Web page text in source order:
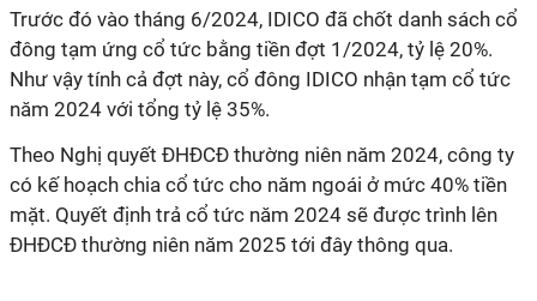
Trước đó vào tháng 6/2024, IDICO đã chốt danh sách cổ
đông tạm ứng cổ tức bằng tiền đợt 1/2024, tỷ lệ 20%.
Như vậy tính cả đợt này, cổ đông IDICO nhận tạm cổ tức
năm 2024 với tổng tỷ lệ 35%.
Theo Nghị quyết ĐHĐCĐ thường niên năm 2024, công ty
có kế hoạch chia cổ tức cho năm ngoái ở mức 40% tiền
mặt. Quyết định trả cổ tức năm 2024 sẽ được trình lên
ĐHĐCĐ thường niên năm 2025 tới đây thông qua.